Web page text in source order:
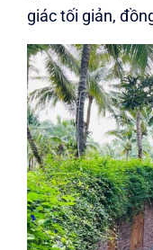
giác tối giản,